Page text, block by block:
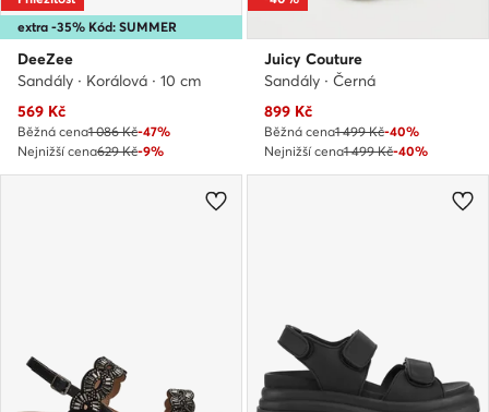
extra -35% Kód: SUMMER
DeeZee
Sandály · Korálová · 10 cm
Aktuální cena
569 Kč
Běžná cena1 086 Kč-47%
Nejnižší cena629 Kč-9%
Juicy Couture
Sandály · Černá
Aktuální cena
899 Kč
Běžná cena1 499 Kč-40%
Nejnižší cena1 499 Kč-40%